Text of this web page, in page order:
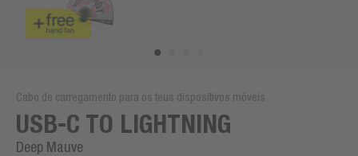
Cabo de carregamento para os teus dispositivos móveis
USB-C TO LIGHTNING
Deep Mauve